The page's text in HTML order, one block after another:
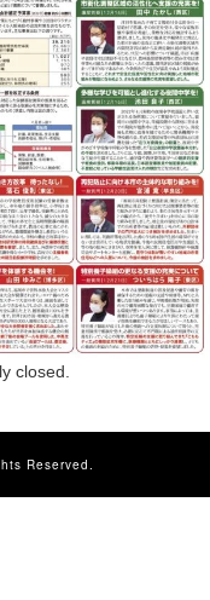
closed.
Reserved.